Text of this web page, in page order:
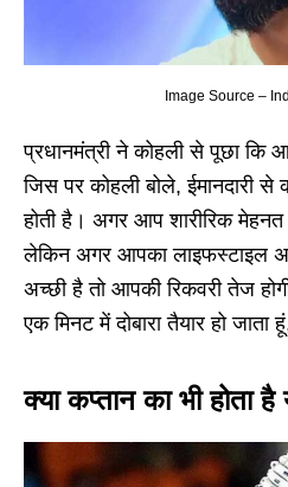
Image Source –
प्रधानमंत्री ने कोहली से पूछा कि
जिस पर कोहली बोले, ईमानदारी
होती है। अगर आप शारीरिक
लेकिन अगर आपका लाइफस्टाइल
अच्छी है तो आपकी रिकवरी तेज
एक मिनट में दोबारा तैयार हो जाता
क्या कप्तान का भी होता